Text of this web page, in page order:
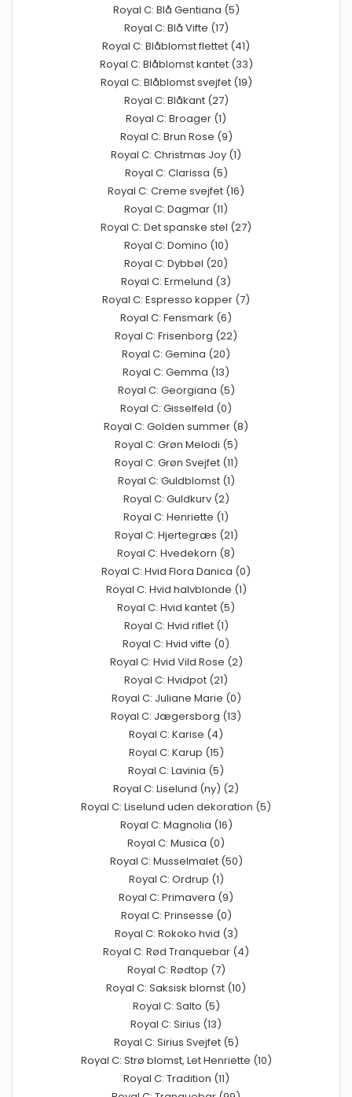
Royal C: Blå Gentiana (5)
Royal C: Blå Vifte (17)
Royal C: Blåblomst flettet (41)
Royal C: Blåblomst kantet (33)
Royal C: Blåblomst svejfet (19)
Royal C: Blåkant (27)
Royal C: Broager (1)
Royal C: Brun Rose (9)
Royal C: Christmas Joy (1)
Royal C: Clarissa (5)
Royal C: Creme svejfet (16)
Royal C: Dagmar (11)
Royal C: Det spanske stel (27)
Royal C: Domino (10)
Royal C: Dybbøl (20)
Royal C: Ermelund (3)
Royal C: Espresso kopper (7)
Royal C: Fensmark (6)
Royal C: Frisenborg (22)
Royal C: Gemina (20)
Royal C: Gemma (13)
Royal C: Georgiana (5)
Royal C: Gisselfeld (0)
Royal C: Golden summer (8)
Royal C: Grøn Melodi (5)
Royal C: Grøn Svejfet (11)
Royal C: Guldblomst (1)
Royal C: Guldkurv (2)
Royal C: Henriette (1)
Royal C: Hjertegræs (21)
Royal C: Hvedekorn (8)
Royal C: Hvid Flora Danica (0)
Royal C: Hvid halvblonde (1)
Royal C: Hvid kantet (5)
Royal C: Hvid riflet (1)
Royal C: Hvid vifte (0)
Royal C: Hvid Vild Rose (2)
Royal C: Hvidpot (21)
Royal C: Juliane Marie (0)
Royal C: Jægersborg (13)
Royal C: Karise (4)
Royal C: Karup (15)
Royal C: Lavinia (5)
Royal C: Liselund (ny) (2)
Royal C: Liselund uden dekoration (5)
Royal C: Magnolia (16)
Royal C: Musica (0)
Royal C: Musselmalet (50)
Royal C: Ordrup (1)
Royal C: Primavera (9)
Royal C: Prinsesse (0)
Royal C: Rokoko hvid (3)
Royal C: Rød Tranquebar (4)
Royal C: Rødtop (7)
Royal C: Saksisk blomst (10)
Royal C: Salto (5)
Royal C: Sirius (13)
Royal C: Sirius Svejfet (5)
Royal C: Strø blomst, Let Henriette (10)
Royal C: Tradition (11)